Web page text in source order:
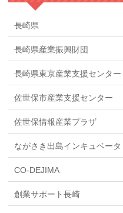
長崎県
長崎県産業振興財団
長崎県東京産業支援センター
佐世保市産業支援センター
佐世保情報産業プラザ
ながさき出島インキュベータ
CO-DEJIMA
創業サポート長崎